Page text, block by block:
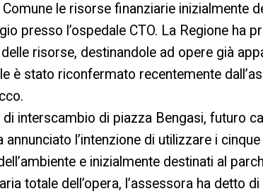
le risorse finanziarie inizialmente
presso l’ospedale CTO. La Regione ha
risorse, destinandole ad opere già
è stato riconfermato recentemente
di interscambio di piazza Bengasi, futuro
l’intenzione di utilizzare i
e inizialmente destinati al
totale dell’opera, l’assessora ha detto